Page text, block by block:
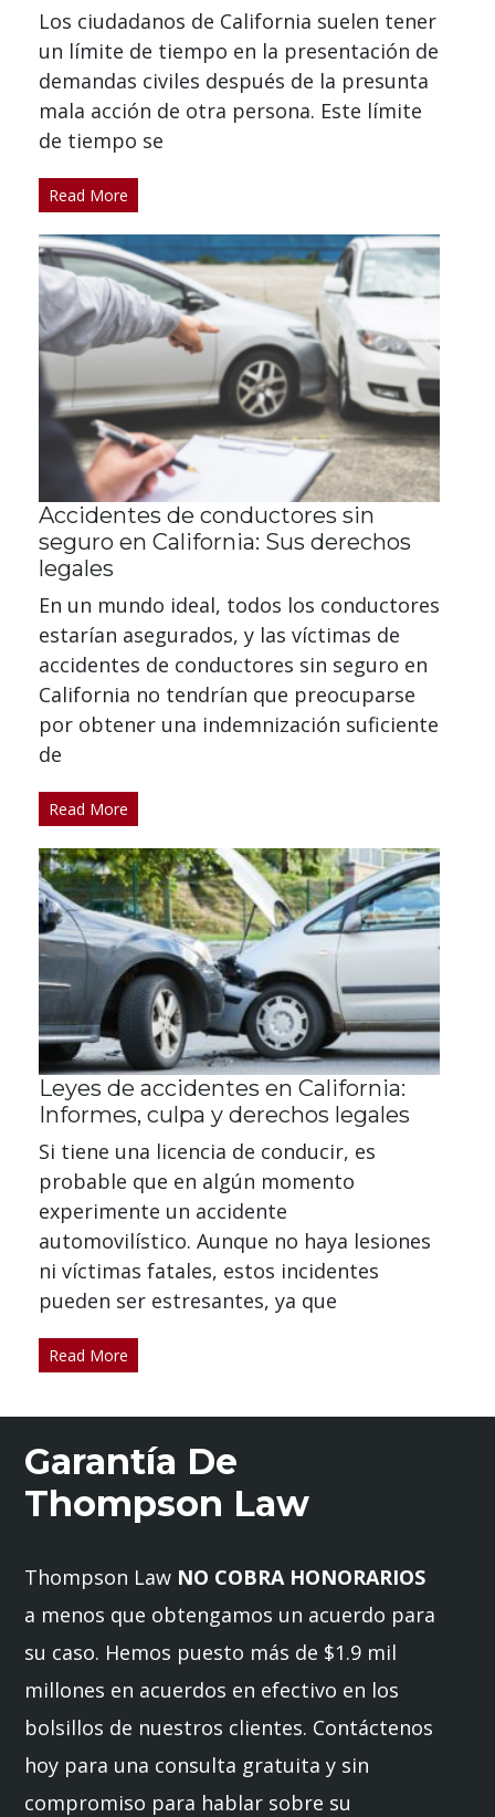
Los ciudadanos de California suelen tener
un límite de tiempo en la presentación de
demandas civiles después de la presunta
mala acción de otra persona. Este límite
de tiempo se
Read More
Accidentes de conductores sin
seguro en California: Sus derechos
legales
En un mundo ideal, todos los conductores
estarían asegurados, y las víctimas de
accidentes de conductores sin seguro en
California no tendrían que preocuparse
por obtener una indemnización suficiente
de
Read More
Leyes de accidentes en California:
Informes, culpa y derechos legales
Si tiene una licencia de conducir, es
probable que en algún momento
experimente un accidente
automovilístico. Aunque no haya lesiones
ni víctimas fatales, estos incidentes
pueden ser estresantes, ya que
Read More
Garantía De
Thompson Law
Thompson Law NO COBRA HONORARIOS
a menos que obtengamos un acuerdo para
su caso. Hemos puesto más de $1.9 mil
millones en acuerdos en efectivo en los
bolsillos de nuestros clientes. Contáctenos
hoy para una consulta gratuita y sin
compromiso para hablar sobre su